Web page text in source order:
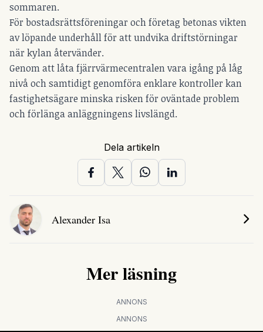
sommaren.
För bostadsrättsföreningar och företag betonas vikten
av löpande underhåll för att undvika driftstörningar
när kylan återvänder.
Genom att låta fjärrvärmecentralen vara igång på låg
nivå och samtidigt genomföra enklare kontroller kan
fastighetsägare minska risken för oväntade problem
och förlänga anläggningens livslängd.
Dela artikeln
Alexander Isa
Mer läsning
ANNONS
ANNONS